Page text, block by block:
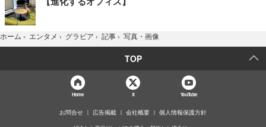
ホーム › エンタメ › グラビア › 記事 › 写真・画像
TOP
Home X YouTube
お問合せ 広告掲載 会社概要 個人情報保護方針